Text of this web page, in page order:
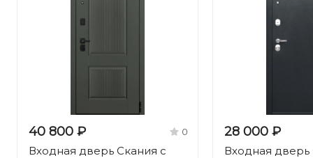
40 800 ₽ 0
Входная дверь Скания с
28 000 ₽
Входная